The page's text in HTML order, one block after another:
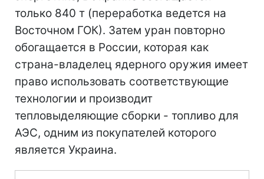
только 840 т (переработка ведется на
Восточном ГОК). Затем уран повторно
обогащается в России, которая как
страна-владелец ядерного оружия имеет
право использовать соответствующие
технологии и производит
тепловыделяющие сборки - топливо для
АЭС, одним из покупателей которого
является Украина.